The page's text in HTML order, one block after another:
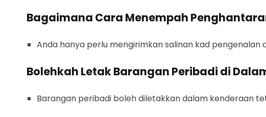
Bagaimana Cara Menempah
Anda hanya perlu mengirimkan salinan kad pengenalan
Bolehkah Letak Barangan Peribadi di
Barangan peribadi boleh diletakkan dalam kenderaan